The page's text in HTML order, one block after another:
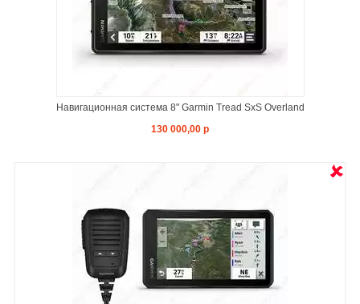
Навигационная система 8" Garmin Tread SxS Overland
130 000,00 р